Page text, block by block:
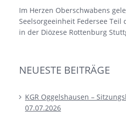
Im Herzen Oberschwabens
Seelsorgeeinheit Federsee Teil
in der Diözese Rottenburg
NEUESTE BEITRÄGE
KGR Oggelshausen –
07.07.2026